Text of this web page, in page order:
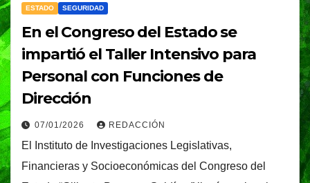
ESTADO SEGURIDAD
En el Congreso del Estado se
impartió el Taller Intensivo para
Personal con Funciones de
Dirección
07/01/2026 REDACCIÓN
El Instituto de Investigaciones Legislativas,
Financieras y Socioeconómicas del Congreso del